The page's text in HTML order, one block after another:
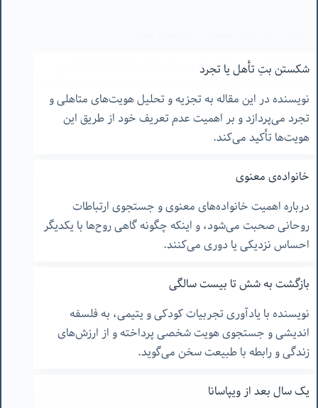
شکستن بتِ تأهل یا تجرد
نویسنده در این مقاله به تجزیه و تحلیل هویت‌های متاهلی و
تجرد می‌پردازد و بر اهمیت عدم تعریف خود از طریق این
هویت‌ها تأکید می‌کند.
خانواده‌ی معنوی
درباره اهمیت خانواده‌های معنوی و جستجوی ارتباطات
روحانی صحبت می‌شود، و اینکه چگونه گاهی روح‌ها با یکدیگر
احساس نزدیکی یا دوری می‌کنند.
بازگشت به شش تا بیست سالگی
نویسنده با یادآوری تجربیات کودکی و یتیمی، به فلسفه
اندیشی و جستجوی هویت شخصی پرداخته و از ارزش‌های
زندگی و رابطه با طبیعت سخن می‌گوید.
یک سال بعد از ویپاسانا